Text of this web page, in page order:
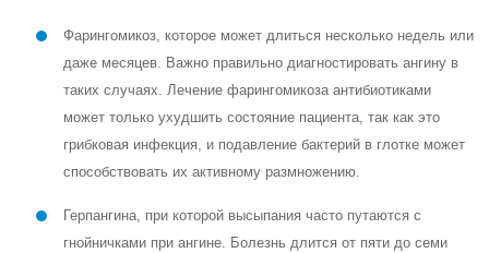
Фарингомикоз, которое может длиться несколько недель или
даже месяцев. Важно правильно диагностировать ангину в
таких случаях. Лечение фарингомикоза антибиотиками
может только ухудшить состояние пациента, так как это
грибковая инфекция, и подавление бактерий в глотке может
способствовать их активному размножению.
Герпангина, при которой высыпания часто путаются с
гнойничками при ангине. Болезнь длится от пяти до семи